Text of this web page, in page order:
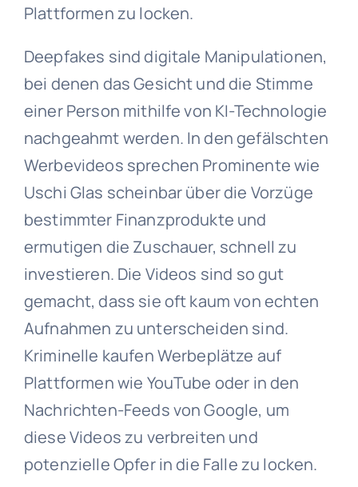
Plattformen zu locken.
Deepfakes sind digitale Manipulationen,
bei denen das Gesicht und die Stimme
einer Person mithilfe von KI-Technologie
nachgeahmt werden. In den gefälschten
Werbevideos sprechen Prominente wie
Uschi Glas scheinbar über die Vorzüge
bestimmter Finanzprodukte und
ermutigen die Zuschauer, schnell zu
investieren. Die Videos sind so gut
gemacht, dass sie oft kaum von echten
Aufnahmen zu unterscheiden sind.
Kriminelle kaufen Werbeplätze auf
Plattformen wie YouTube oder in den
Nachrichten-Feeds von Google, um
diese Videos zu verbreiten und
potenzielle Opfer in die Falle zu locken.